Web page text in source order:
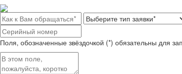
Поля, обозначенные звёздочкой (*) обязательны для